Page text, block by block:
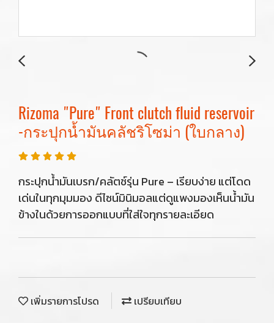
Rizoma "Pure" Front clutch fluid reservoir
-กระปุกน้ำมันคลัชริโซม่า (ใบกลาง)
กระปุกน้ำมันเบรก/คลัตช์รุ่น Pure – เรียบง่าย แต่โดด
เด่นในทุกมุมมอง ดีไซน์มินิมอลแต่ดูแพงมองเห็นน้ำมัน
ข้างในด้วยการออกแบบที่ใส่ใจทุกรายละเอียด
เพิ่มรายการโปรด เปรียบเทียบ